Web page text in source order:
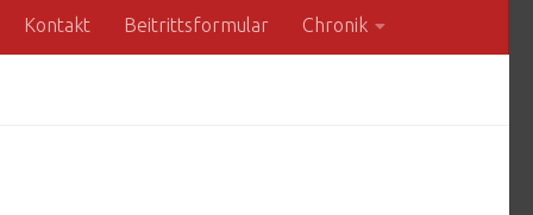
Kontakt Beitrittsformular Chronik